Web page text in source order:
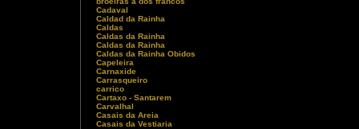
Cadaval
Caldad da Rainha
Caldas
Caldas da Rainha
Caldas da Rainha
Caldas da Rainha Obidos
Capeleira
Carnaxide
Carrasqueiro
carrico
Cartaxo - Santarem
Carvalhal
Casais da Areia
Casais da Vestiaria